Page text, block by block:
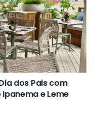
dos Pais com
e Leme